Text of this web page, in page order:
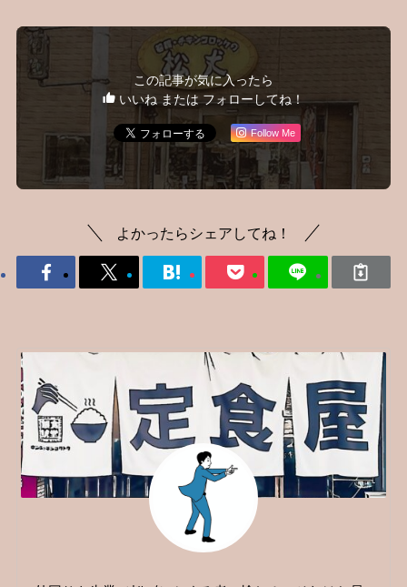
この記事が気に入ったら
いいね または フォローしてね！
Follow Me
よかったらシェアしてね！